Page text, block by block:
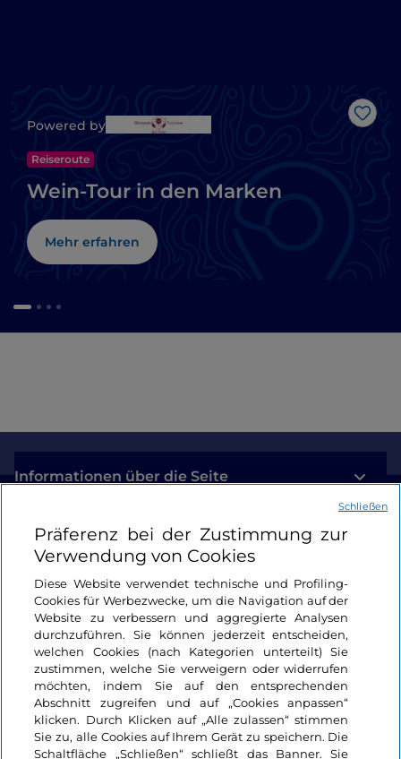
Like
Powered by
Reiseroute
Wein-Tour in den Marken
Mehr erfahren
Informationen über die Seite
Nützliche Links
Login
Bleiben wir in Kontakt
Präferenz bei der Zustimmung zur
Verwendung von Cookies
Diese Website verwendet technische und Profiling-
Cookies für Werbezwecke, um die Navigation auf der
Website zu verbessern und aggregierte Analysen
durchzuführen. Sie können jederzeit entscheiden,
welchen Cookies (nach Kategorien unterteilt) Sie
zustimmen, welche Sie verweigern oder widerrufen
möchten, indem Sie auf den entsprechenden
Abschnitt zugreifen und auf „Cookies anpassen“
klicken. Durch Klicken auf „Alle zulassen“ stimmen
Sie zu, alle Cookies auf Ihrem Gerät zu speichern. Die
Schaltfläche „Schließen“ schließt das Banner. Sie
Schließen